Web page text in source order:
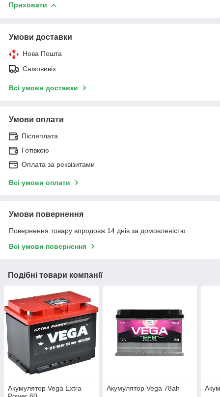
Приховати
Умови доставки
Нова Пошта
Самовивіз
Всі умови доставки
Умови оплати
Післяплата
Готівкою
Оплата за реквізитами
Всі умови оплати
Умови повернення
Повернення товару впродовж 14 днів за домовленістю
Всі умови повернення
Подібні товари компанії
Акумулятор Vega Extra
Акумулятор Vega 78ah